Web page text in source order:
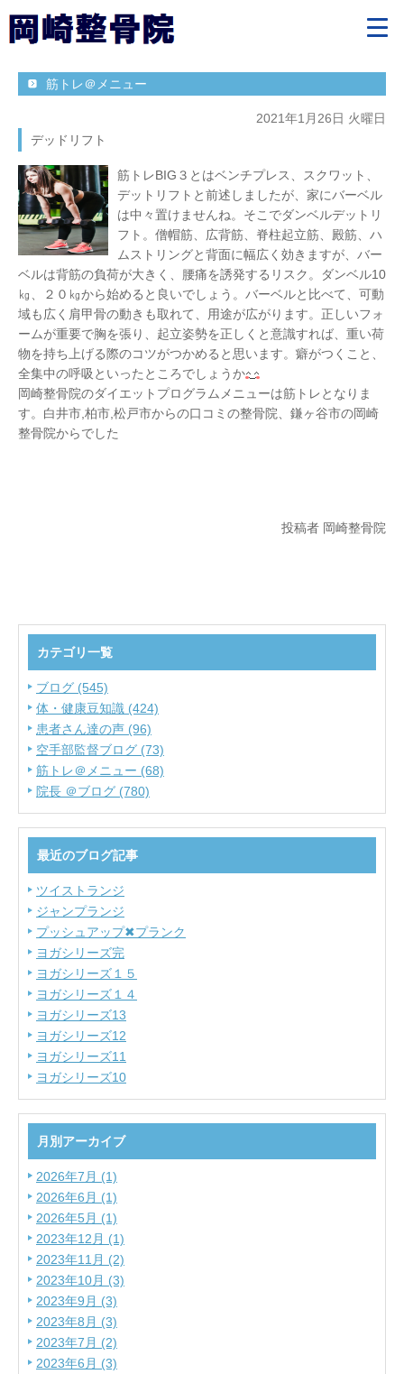
筋トレ＠メニュー
2021年1月26日 火曜日
デッドリフト
筋トレBIG３とはベンチプレス、スクワット、
デットリフトと前述しましたが、家にバーベル
は中々置けませんね。そこでダンベルデットリ
フト。僧帽筋、広背筋、脊柱起立筋、殿筋、ハ
ムストリングと背面に幅広く効きますが、バー
ベルは背筋の負荷が大きく、腰痛を誘発するリスク。ダンベル10
㎏、２０㎏から始めると良いでしょう。バーベルと比べて、可動
域も広く肩甲骨の動きも取れて、用途が広がります。正しいフォ
ームが重要で胸を張り、起立姿勢を正しくと意識すれば、重い荷
物を持ち上げる際のコツがつかめると思います。癖がつくこと、
全集中の呼吸といったところでしょうか
岡崎整骨院のダイエットプログラムメニューは筋トレとなりま
す。白井市,柏市,松戸市からの口コミの整骨院、鎌ヶ谷市の岡崎
整骨院からでした
投稿者 岡崎整骨院
カテゴリ一覧
ブログ (545)
体・健康豆知識 (424)
患者さん達の声 (96)
空手部監督ブログ (73)
筋トレ＠メニュー (68)
院長 ＠ブログ (780)
最近のブログ記事
ツイストランジ
ジャンプランジ
プッシュアップ✖プランク
ヨガシリーズ完
ヨガシリーズ１５
ヨガシリーズ１４
ヨガシリーズ13
ヨガシリーズ12
ヨガシリーズ11
ヨガシリーズ10
月別アーカイブ
2026年7月 (1)
2026年6月 (1)
2026年5月 (1)
2023年12月 (1)
2023年11月 (2)
2023年10月 (3)
2023年9月 (3)
2023年8月 (3)
2023年7月 (2)
2023年6月 (3)